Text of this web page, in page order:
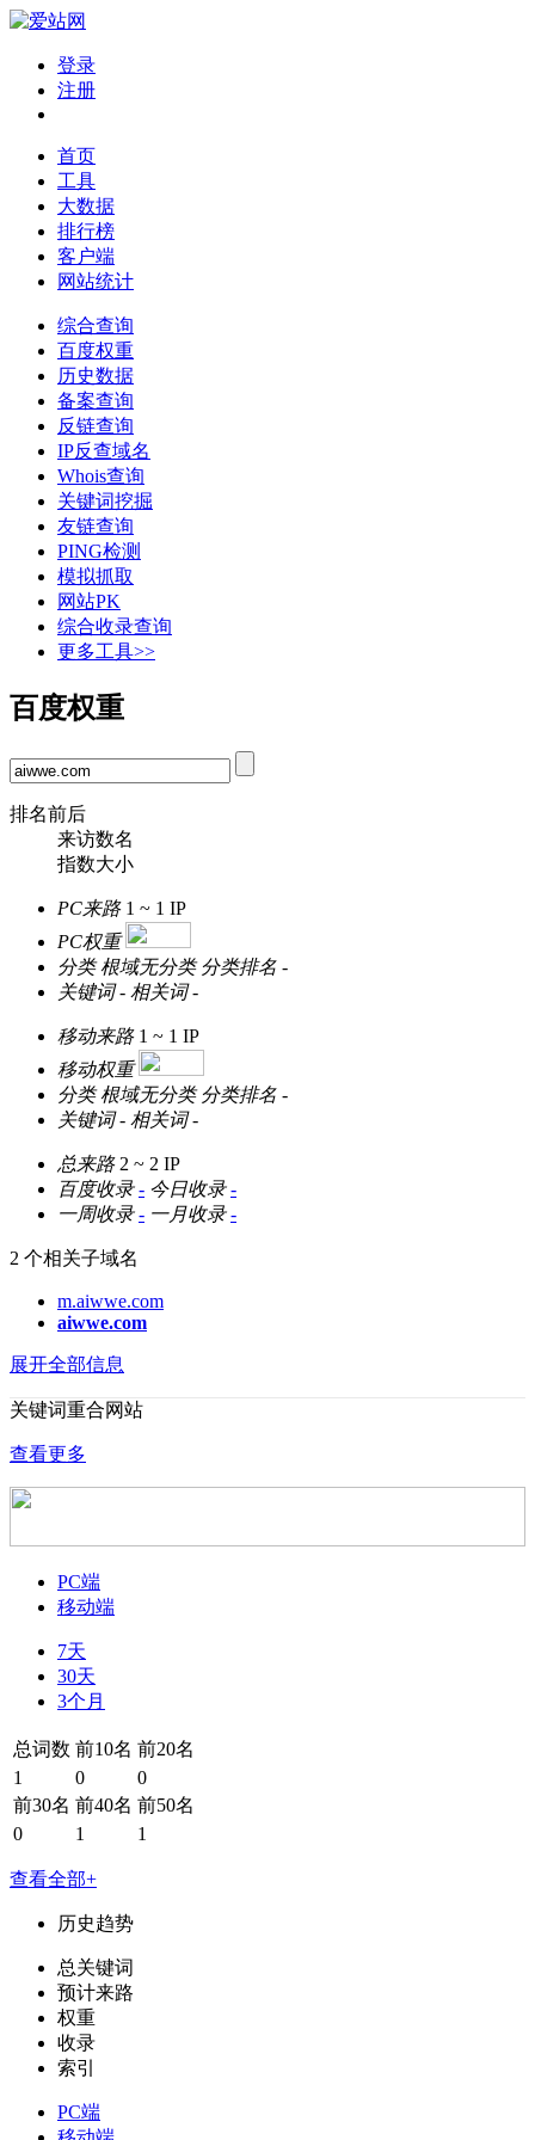
登录
注册
首页
工具
大数据
排行榜
客户端
网站统计
综合查询
百度权重
历史数据
备案查询
反链查询
IP反查域名
Whois查询
关键词挖掘
友链查询
PING检测
模拟抓取
网站PK
综合收录查询
更多工具>>
百度权重
排名前后
来访数名
指数大小
PC来路 1 ~ 1 IP
PC权重
分类 根域无分类 分类排名 -
关键词 - 相关词 -
移动来路 1 ~ 1 IP
移动权重
分类 根域无分类 分类排名 -
关键词 - 相关词 -
总来路 2 ~ 2 IP
百度收录 - 今日收录 -
一周收录 - 一月收录 -
2 个相关子域名
m.aiwwe.com
aiwwe.com
展开全部信息
关键词重合网站
查看更多
PC端
移动端
7天
30天
3个月
总词数 前10名 前20名
1
0
0
前30名 前40名 前50名
0
1 1
查看全部+
历史趋势
总关键词
预计来路
权重
收录
索引
PC端